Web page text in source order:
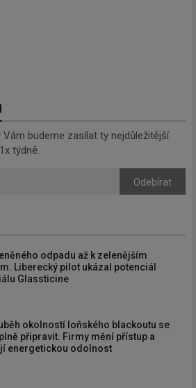
budeme zasílat ty nejdůležitější
týdně.
Odebírat
odpadu až k zelenějším
Liberecký pilot ukázal potenciál
Glassticine
okolností loňského blackoutu se
připravit. Firmy mění přístup a
energetickou odolnost